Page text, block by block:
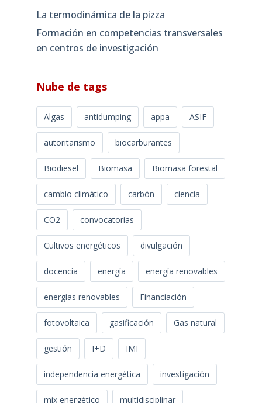
La termodinámica de la pizza
Formación en competencias transversales
en centros de investigación
Nube de tags
Algas antidumping appa ASIF
autoritarismo biocarburantes
Biodiesel Biomasa Biomasa forestal
cambio climático carbón ciencia
CO2 convocatorias
Cultivos energéticos divulgación
docencia energía energía renovables
energías renovables Financiación
fotovoltaica gasificación Gas natural
gestión I+D IMI
independencia energética investigación
mix energético multidisciplinar